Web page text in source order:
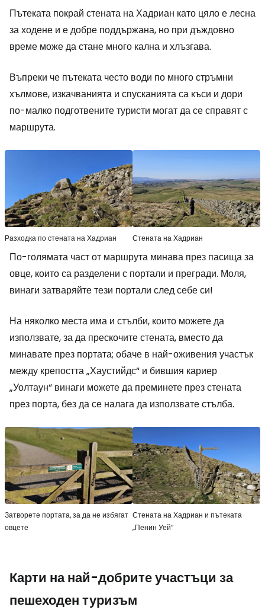
Пътеката покрай стената на Хадриан като цяло е лесна
за ходене и е добре поддържана, но при дъждовно
време може да стане много кална и хлъзгава.
Въпреки че пътеката често води по много стръмни
хълмове, изкачванията и спусканията са къси и дори
по-малко подготвените туристи могат да се справят с
маршрута.
Разходка по стената на Хадриан Стената на Хадриан
По-голямата част от маршрута минава през пасища за
овце, които са разделени с портали и прегради. Моля,
винаги затваряйте тези портали след себе си!
На няколко места има и стълби, които можете да
използвате, за да прескочите стената, вместо да
минавате през портата; обаче в най-оживения участък
между крепостта „Хаустийдс“ и бившия кариер
„Уолтаун“ винаги можете да преминете през стената
през порта, без да се налага да използвате стълба.
Затворете портата, за да не избягат
овцете
Стената на Хадриан и пътеката
„Пенин Уей“
Карти на най-добрите участъци за
пешеходен туризъм